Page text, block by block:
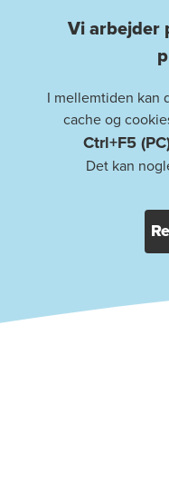
Vi arbejder
I mellemtiden kan
cache og
Ctrl+F5
Det kan